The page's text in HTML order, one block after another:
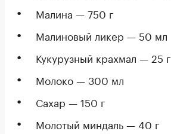
Малина — 750 г
Малиновый ликер — 50 мл
Кукурузный крахмал — 25 г
Молоко — 300 мл
Сахар — 150 г
Молотый миндаль — 40 г